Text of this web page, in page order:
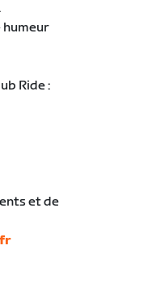
humeur
Ride :
et de